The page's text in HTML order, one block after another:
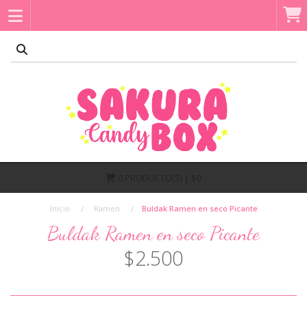
Inicio Ramen Buldak Ramen en seco Picante
Buldak Ramen en seco Picante
$2.500